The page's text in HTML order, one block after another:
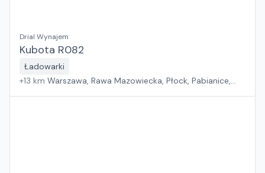
Drial Wynajem
Kubota R082
Ładowarki
+13 km Warszawa, Rawa Mazowiecka, Płock, Pabianice,